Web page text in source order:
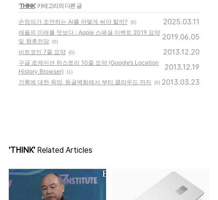
'THINK' 카테고리의 다른 글
손정의가 조언하는 AI를 어떻게 써야 할까? (0) 2025.03.11
애플의 미래를 엿보다 : Apple 스페셜 이벤트 2019 요약
및 향후전망 (0)
2019.06.05
비트코인 7줄 요약 (0) 2013.12.20
구글 로케이션 히스토리 10줄 요약 (Google’s Location
History Browser)
(1)
2013.12.19
기록에 대한 욕망, 동굴벽화에서 부터 클라우드 까지 (0) 2013.03.23
'THINK' Related Articles